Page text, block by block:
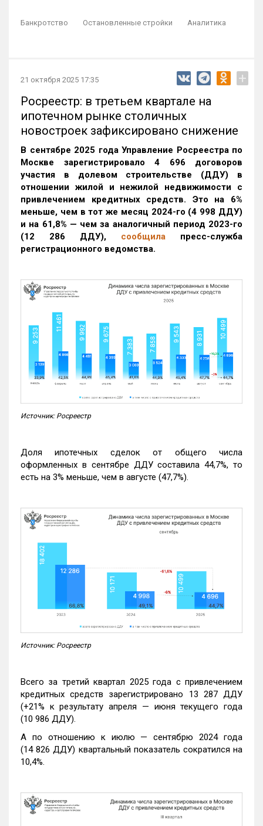
Банкротство Остановленные стройки Аналитика
21 октября 2025 17:35 +
Росреестр: в третьем квартале на
ипотечном рынке столичных
новостроек зафиксировано снижение
В сентябре 2025 года Управление Росреестра по
Москве зарегистрировало 4 696 договоров
участия в долевом строительстве (ДДУ) в
отношении жилой и нежилой недвижимости с
привлечением кредитных средств. Это на 6%
меньше, чем в тот же месяц 2024-го (4 998 ДДУ)
и на 61,8% — чем за аналогичный период 2023-го
(12 286 ДДУ), сообщила пресс-служба
регистрационного ведомства.
Источник: Росреестр
Доля ипотечных сделок от общего числа
оформленных в сентябре ДДУ составила 44,7%, то
есть на 3% меньше, чем в августе (47,7%).
Источник: Росреестр
Всего за третий квартал 2025 года с привлечением
кредитных средств зарегистрировано 13 287 ДДУ
(+21% к результату апреля — июня текущего года
(10 986 ДДУ).
А по отношению к июлю — сентябрю 2024 года
(14 826 ДДУ) квартальный показатель сократился на
10,4%.